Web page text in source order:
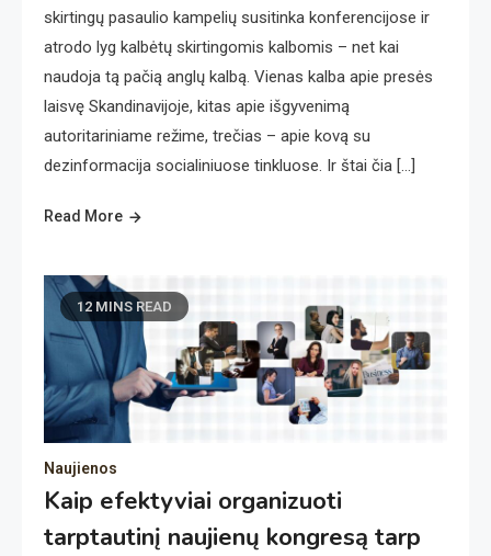
skirtingų pasaulio kampelių susitinka konferencijose ir
atrodo lyg kalbėtų skirtingomis kalbomis – net kai
naudoja tą pačią anglų kalbą. Vienas kalba apie presės
laisvę Skandinavijoje, kitas apie išgyvenimą
autoritariniame režime, trečias – apie kovą su
dezinformacija socialiniuose tinkluose. Ir štai čia […]
Read More
12 MINS READ
Naujienos
Kaip efektyviai organizuoti
tarptautinį naujienų kongresą tarp